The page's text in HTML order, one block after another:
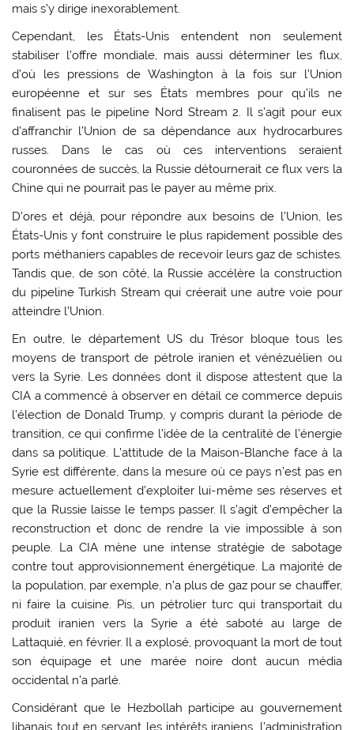
mais s’y dirige inexorablement.
Cependant, les États-Unis entendent non seulement
stabiliser l’offre mondiale, mais aussi déterminer les flux,
d’où les pressions de Washington à la fois sur l’Union
européenne et sur ses États membres pour qu’ils ne
finalisent pas le pipeline Nord Stream 2. Il s’agit pour eux
d’affranchir l’Union de sa dépendance aux hydrocarbures
russes. Dans le cas où ces interventions seraient
couronnées de succès, la Russie détournerait ce flux vers la
Chine qui ne pourrait pas le payer au même prix.
D’ores et déjà, pour répondre aux besoins de l’Union, les
États-Unis y font construire le plus rapidement possible des
ports méthaniers capables de recevoir leurs gaz de schistes.
Tandis que, de son côté, la Russie accélère la construction
du pipeline Turkish Stream qui créerait une autre voie pour
atteindre l’Union.
En outre, le département US du Trésor bloque tous les
moyens de transport de pétrole iranien et vénézuélien ou
vers la Syrie. Les données dont il dispose attestent que la
CIA a commencé à observer en détail ce commerce depuis
l’élection de Donald Trump, y compris durant la période de
transition, ce qui confirme l’idée de la centralité de l’énergie
dans sa politique. L’attitude de la Maison-Blanche face à la
Syrie est différente, dans la mesure où ce pays n’est pas en
mesure actuellement d’exploiter lui-même ses réserves et
que la Russie laisse le temps passer. Il s’agit d’empêcher la
reconstruction et donc de rendre la vie impossible à son
peuple. La CIA mène une intense stratégie de sabotage
contre tout approvisionnement énergétique. La majorité de
la population, par exemple, n’a plus de gaz pour se chauffer,
ni faire la cuisine. Pis, un pétrolier turc qui transportait du
produit iranien vers la Syrie a été saboté au large de
Lattaquié, en février. Il a explosé, provoquant la mort de tout
son équipage et une marée noire dont aucun média
occidental n’a parlé.
Considérant que le Hezbollah participe au gouvernement
libanais tout en servant les intérêts iraniens, l’administration